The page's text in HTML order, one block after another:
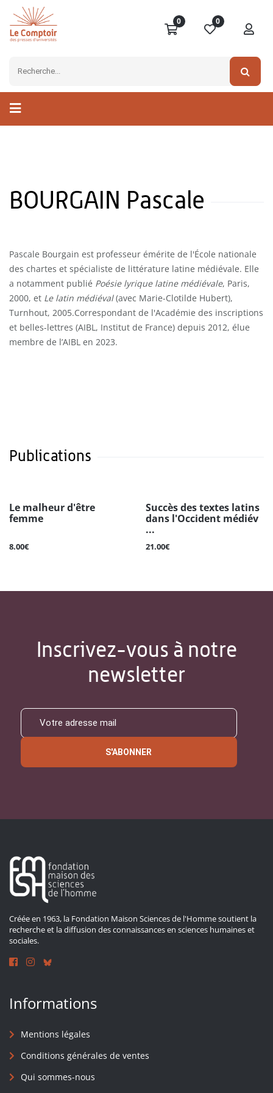
0 0
BOURGAIN Pascale
Pascale Bourgain est professeur émérite de l'École nationale
des chartes et spécialiste de littérature latine médiévale. Elle
a notamment publié Poésie lyrique latine médiévale, Paris,
2000, et Le latin médiéval(avec Marie-Clotilde Hubert),
Turnhout, 2005.Correspondant de l'Académie des inscriptions
et belles-lettres (AIBL, Institut de France) depuis 2012, élue
membre de l’AIBL en 2023.
Publications
Le malheur d'être
femme
8.00€
Succès des textes latins
dans l'Occident médiév
...
21.00€
Inscrivez-vous à notre
newsletter
S'ABONNER
Créée en 1963, la Fondation Maison Sciences de l'Homme soutient la
recherche et la diffusion des connaissances en sciences humaines et
sociales.
Informations
Mentions légales
Conditions générales de ventes
Qui sommes-nous